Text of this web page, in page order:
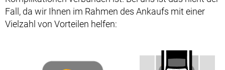
Fall, da wir Ihnen im Rahmen des Ankaufs mit einer
Vielzahl von Vorteilen helfen: